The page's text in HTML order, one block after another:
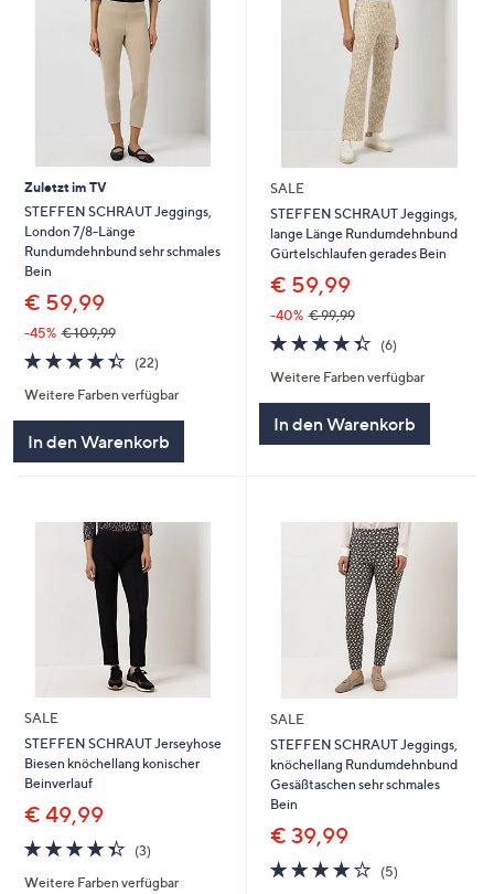
Zuletzt im TV
STEFFEN SCHRAUT Jeggings,
London 7/8-Länge
Rundumdehnbund sehr schmales
Bein
€ 59,99
-45% € 109,99
4.4
von
5
(22)
Weitere Farben verfügbar
In den Warenkorb
SALE
STEFFEN SCHRAUT Jeggings,
lange Länge Rundumdehnbund
Gürtelschlaufen gerades Bein
€ 59,99
-40% € 99,99
4.3
von
5
(6)
Weitere Farben verfügbar
In den Warenkorb
SALE
STEFFEN SCHRAUT Jerseyhose
Biesen knöchellang konischer
Beinverlauf
€ 49,99
4.3
von
5
(3)3
Weitere Farben verfügbar
SALE
STEFFEN SCHRAUT Jeggings,
knöchellang Rundumdehnbund
Gesäßtaschen sehr schmales
Bein
€ 39,99
4.2
von
(5)